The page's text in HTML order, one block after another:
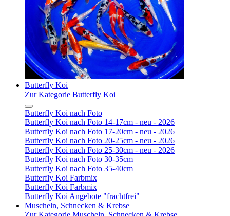
Butterfly Koi
Zur Kategorie Butterfly Koi
Butterfly Koi nach Foto
Butterfly Koi nach Foto 14-17cm - neu - 2026
Butterfly Koi nach Foto 17-20cm - neu - 2026
Butterfly Koi nach Foto 20-25cm - neu - 2026
Butterfly Koi nach Foto 25-30cm - neu - 2026
Butterfly Koi nach Foto 30-35cm
Butterfly Koi nach Foto 35-40cm
Butterfly Koi Farbmix
Butterfly Koi Farbmix
Butterfly Koi Angebote "frachtfrei"
Muscheln, Schnecken & Krebse